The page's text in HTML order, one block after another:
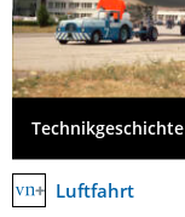
Technikgeschichte
Luftfahrt